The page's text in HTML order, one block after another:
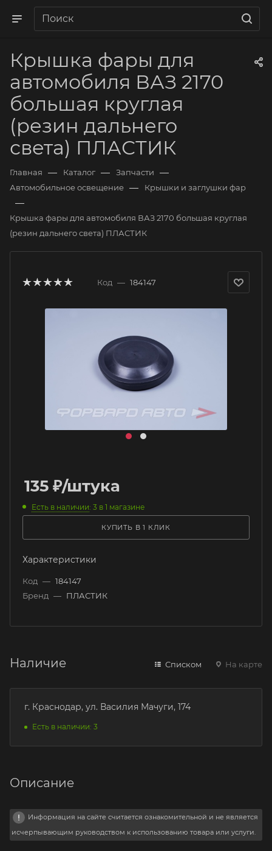
Крышка фары для
автомобиля ВАЗ 2170
большая круглая
(резин дальнего
света) ПЛАСТИК
Главная — Каталог — Запчасти —
Автомобильное освещение — Крышки и заглушки фар
—
Крышка фары для автомобиля ВАЗ 2170 большая круглая
(резин дальнего света) ПЛАСТИК
Код — 184147
135 ₽/штука
Есть в наличии: 3 в 1 магазине
КУПИТЬ В 1 КЛИК
Характеристики
Код — 184147
Бренд — ПЛАСТИК
Наличие Списком На карте
г. Краснодар, ул. Василия Мачуги, 174
Есть в наличии: 3
Описание
Информация на сайте считается ознакомительной и не является
исчерпывающим руководством к использованию товара или услуги.